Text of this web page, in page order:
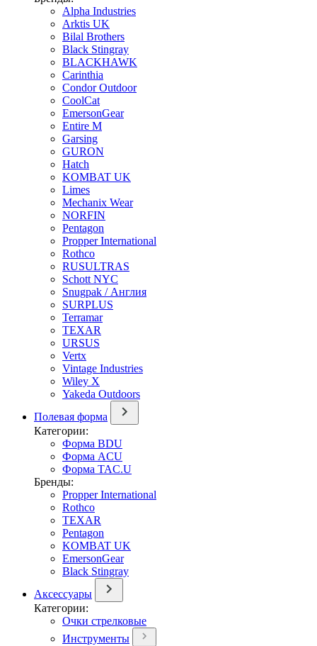
Alpha Industries
Arktis UK
Bilal Brothers
Black Stingray
BLACKHAWK
Carinthia
Condor Outdoor
CoolCat
EmersonGear
Entire M
Garsing
GURON
Hatch
KOMBAT UK
Limes
Mechanix Wear
NORFIN
Pentagon
Propper International
Rothco
RUSULTRAS
Schott NYC
Snugpak / Англия
SURPLUS
Terramar
TEXAR
URSUS
Vertx
Vintage Industries
Wiley X
Yakeda Outdoors
Полевая форма
Категории:
Форма BDU
Форма ACU
Форма TAC.U
Бренды:
Propper International
Rothco
TEXAR
Pentagon
KOMBAT UK
EmersonGear
Black Stingray
Аксессуары
Категории:
Очки стрелковые
Инструменты